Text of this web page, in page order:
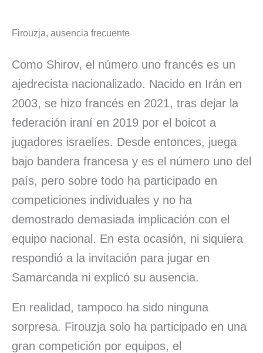
Firouzja, ausencia frecuente
Como Shirov, el número uno francés es un
ajedrecista nacionalizado. Nacido en Irán en
2003, se hizo francés en 2021, tras dejar la
federación iraní en 2019 por el boicot a
jugadores israelíes. Desde entonces, juega
bajo bandera francesa y es el número uno del
país, pero sobre todo ha participado en
competiciones individuales y no ha
demostrado demasiada implicación con el
equipo nacional. En esta ocasión, ni siquiera
respondió a la invitación para jugar en
Samarcanda ni explicó su ausencia.
En realidad, tampoco ha sido ninguna
sorpresa. Firouzja solo ha participado en una
gran competición por equipos, el